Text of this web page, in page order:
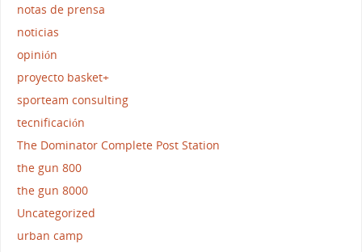
notas de prensa
noticias
opinión
proyecto basket+
sporteam consulting
tecnificación
The Dominator Complete Post Station
the gun 800
the gun 8000
Uncategorized
urban camp